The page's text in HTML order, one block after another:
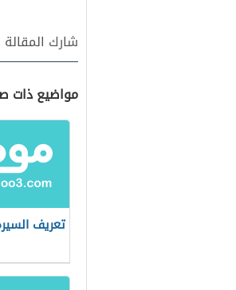
شارك المقالة
مواضيع ذات
تعريف